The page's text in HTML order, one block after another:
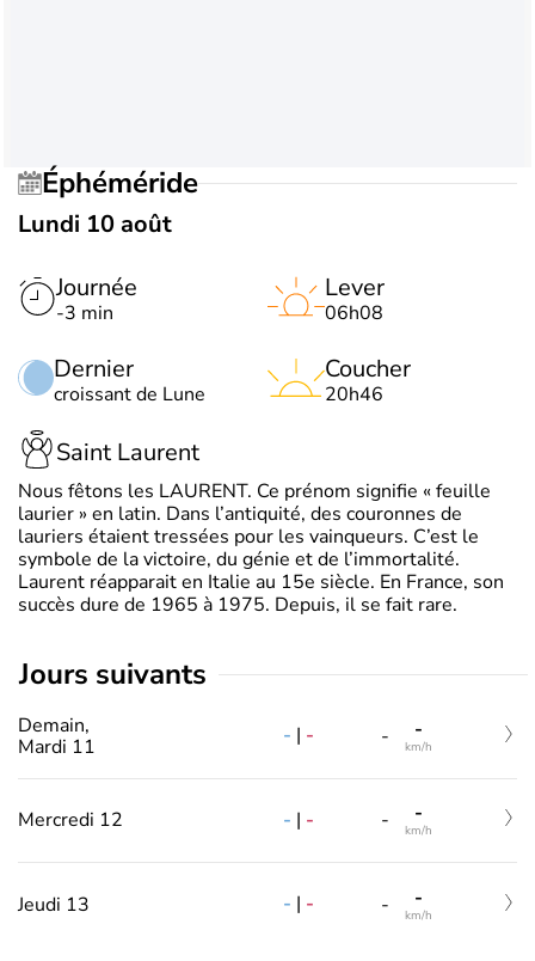
Éphéméride
Lundi 10 août
Journée
-3 min
Dernier
croissant de Lune
Lever
06h08
Coucher
20h46
Saint Laurent
Nous fêtons les LAURENT. Ce prénom signifie « feuille
laurier » en latin. Dans l’antiquité, des couronnes de
lauriers étaient tressées pour les vainqueurs. C’est le
symbole de la victoire, du génie et de l’immortalité.
Laurent réapparait en Italie au 15e siècle. En France, son
succès dure de 1965 à 1975. Depuis, il se fait rare.
jours suivants
Demain,
Mardi 11
- | - - -
km/h
Mercredi 12 - | - - -
km/h
Jeudi 13 - | - - -
km/h